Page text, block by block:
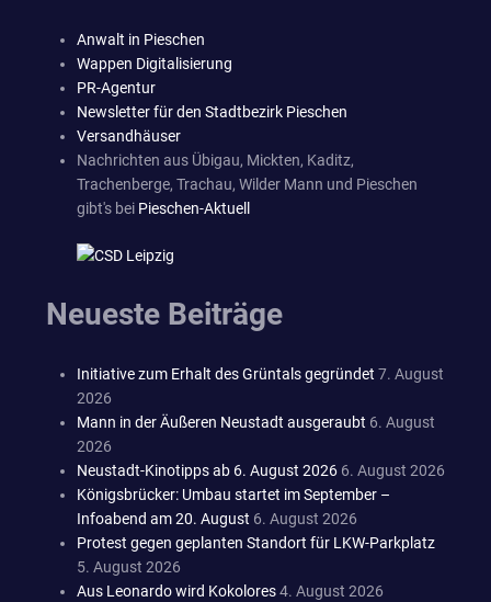
Anwalt in Pieschen
Wappen Digitalisierung
PR-Agentur
Newsletter für den Stadtbezirk Pieschen
Versandhäuser
Nachrichten aus Übigau, Mickten, Kaditz,
Trachenberge, Trachau, Wilder Mann und Pieschen
gibt's bei Pieschen-Aktuell
Neueste Beiträge
Initiative zum Erhalt des Grüntals gegründet 7. August
2026
Mann in der Äußeren Neustadt ausgeraubt 6. August
2026
Neustadt-Kinotipps ab 6. August 2026 6. August 2026
Königsbrücker: Umbau startet im September –
Infoabend am 20. August 6. August 2026
Protest gegen geplanten Standort für LKW-Parkplatz
5. August 2026
Aus Leonardo wird Kokolores4. August 2026